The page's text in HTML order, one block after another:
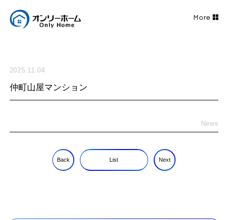
2025.11.04
仲町山屋マンション
News
Back List Next